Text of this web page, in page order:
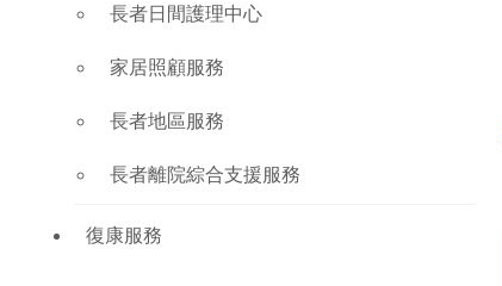
長者日間護理中心
家居照顧服務
長者地區服務
長者離院綜合支援服務
復康服務